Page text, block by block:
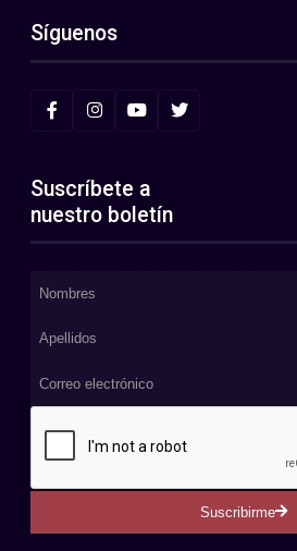
Síguenos
Suscríbete a
nuestro boletín
Suscribirme